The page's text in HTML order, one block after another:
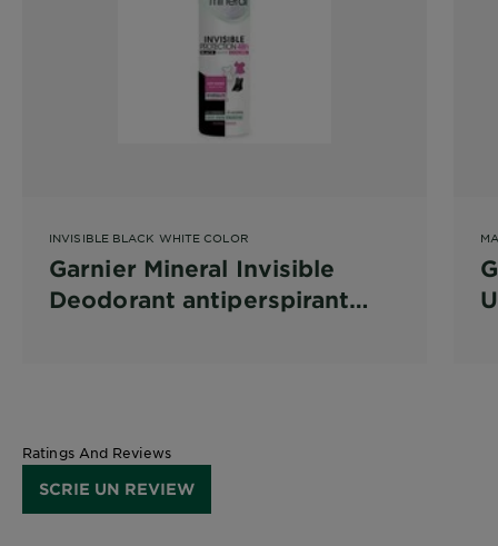
INVISIBLE BLACK WHITE COLOR
Garnier Mineral Invisible
Deodorant antiperspirant
Ratings And Reviews
SCRIE UN REVIEW